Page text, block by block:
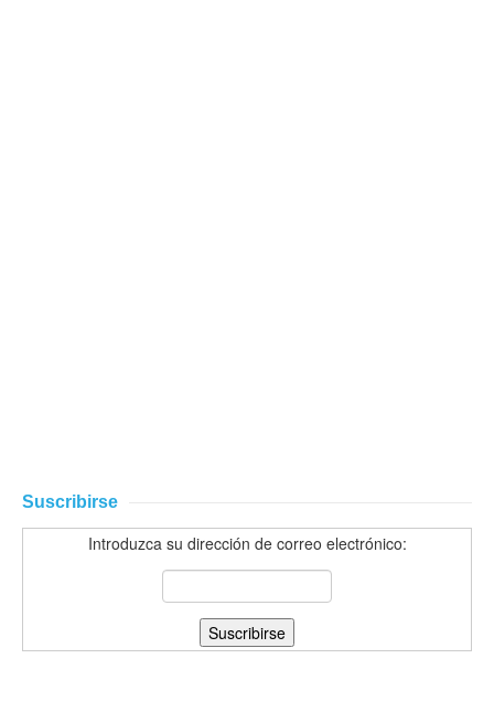
Suscribirse
Introduzca su dirección de correo electrónico: